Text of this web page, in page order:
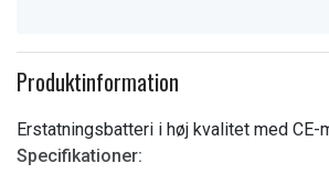
Produktinformation
Erstatningsbatteri i høj kvalitet med CE-
Specifikationer: